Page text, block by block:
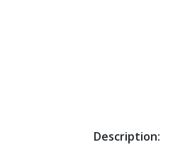
Description: